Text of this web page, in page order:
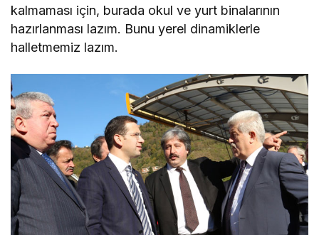
kalmaması için, burada okul ve yurt binalarının
hazırlanması lazım. Bunu yerel dinamiklerle
halletmemiz lazım.